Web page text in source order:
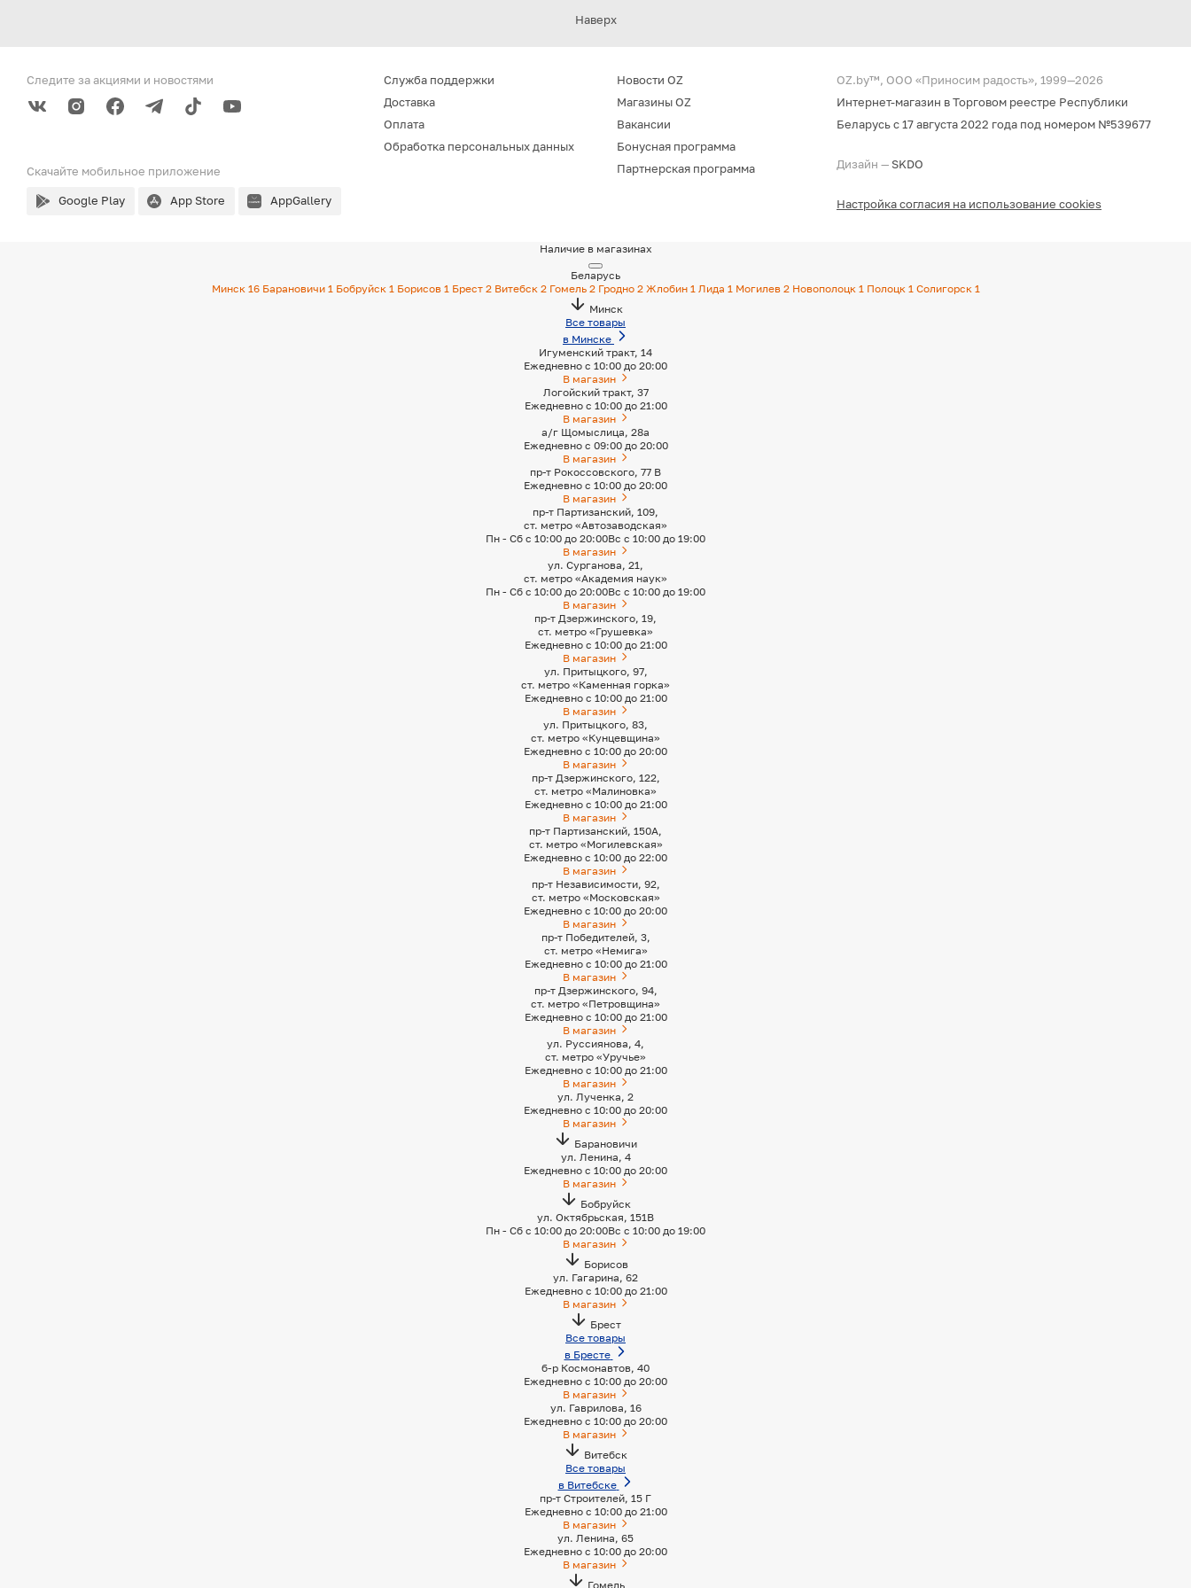
Наверх
Следите за акциями и новостями
Скачайте мобильное приложение
Google Play App Store AppGallery
Служба поддержки
Доставка
Оплата
Обработка персональных данных
Новости OZ
Магазины OZ
Вакансии
Бонусная программа
Партнерская программа
OZ.by™, ООО «Приносим радость», 1999—2026
Интернет-магазин в Торговом реестре Республики
Беларусь с 17 августа 2022 года под номером №539677
Дизайн — SKDO
Настройка согласия на использование cookies
Наличие в магазинах
Беларусь
Минск 16 Барановичи 1 Бобруйск 1 Борисов 1 Брест 2 Витебск 2 Гомель 2 Гродно 2 Жлобин 1 Лида 1 Могилев 2 Новополоцк 1 Полоцк 1 Солигорск 1
Минск
Все товары
в Минске
Игуменский тракт, 14
Ежедневно с 10:00 до 20:00
В магазин
Логойский тракт, 37
Ежедневно с 10:00 до 21:00
В магазин
а/г Щомыслица, 28а
Ежедневно с 09:00 до 20:00
В магазин
пр-т Рокоссовского, 77 В
Ежедневно с 10:00 до 20:00
В магазин
пр-т Партизанский, 109,
ст. метро «Автозаводская»
Пн - Сб с 10:00 до 20:00Вс с 10:00 до 19:00
В магазин
ул. Сурганова, 21,
ст. метро «Академия наук»
Пн - Сб с 10:00 до 20:00Вс с 10:00 до 19:00
В магазин
пр-т Дзержинского, 19,
ст. метро «Грушевка»
Ежедневно с 10:00 до 21:00
В магазин
ул. Притыцкого, 97,
ст. метро «Каменная горка»
Ежедневно с 10:00 до 21:00
В магазин
ул. Притыцкого, 83,
ст. метро «Кунцевщина»
Ежедневно с 10:00 до 20:00
В магазин
пр-т Дзержинского, 122,
ст. метро «Малиновка»
Ежедневно с 10:00 до 21:00
В магазин
пр-т Партизанский, 150А,
ст. метро «Могилевская»
Ежедневно с 10:00 до 22:00
В магазин
пр-т Независимости, 92,
ст. метро «Московская»
Ежедневно с 10:00 до 20:00
В магазин
пр-т Победителей, 3,
ст. метро «Немига»
Ежедневно с 10:00 до 21:00
В магазин
пр-т Дзержинского, 94,
ст. метро «Петровщина»
Ежедневно с 10:00 до 21:00
В магазин
ул. Руссиянова, 4,
ст. метро «Уручье»
Ежедневно с 10:00 до 21:00
В магазин
ул. Лученка, 2
Ежедневно с 10:00 до 20:00
В магазин
Барановичи
ул. Ленина, 4
Ежедневно с 10:00 до 20:00
В магазин
Бобруйск
ул. Октябрьская, 151B
Пн - Сб с 10:00 до 20:00Вс с 10:00 до 19:00
В магазин
Борисов
ул. Гагарина, 62
Ежедневно с 10:00 до 21:00
В магазин
Брест
Все товары
в Бресте
б-р Космонавтов, 40
Ежедневно с 10:00 до 20:00
В магазин
ул. Гаврилова, 16
Ежедневно с 10:00 до 20:00
В магазин
Витебск
Все товары
в Витебске
пр-т Строителей, 15 Г
Ежедневно с 10:00 до 21:00
В магазин
ул. Ленина, 65
Ежедневно с 10:00 до 20:00
В магазин
Гомель